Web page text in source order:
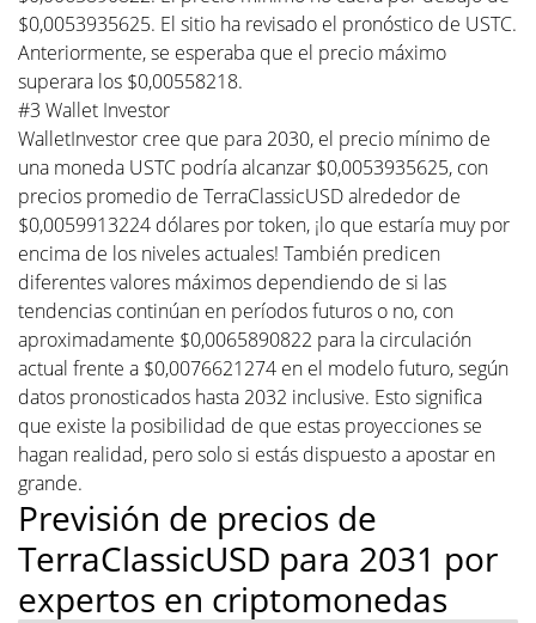
$0,0053935625. El sitio ha revisado el pronóstico de USTC.
Anteriormente, se esperaba que el precio máximo
superara los $0,00558218.
#3 Wallet Investor
WalletInvestor cree que para 2030, el precio mínimo de
una moneda USTC podría alcanzar $0,0053935625, con
precios promedio de TerraClassicUSD alrededor de
$0,0059913224 dólares por token, ¡lo que estaría muy por
encima de los niveles actuales! También predicen
diferentes valores máximos dependiendo de si las
tendencias continúan en períodos futuros o no, con
aproximadamente $0,0065890822 para la circulación
actual frente a $0,0076621274 en el modelo futuro, según
datos pronosticados hasta 2032 inclusive. Esto significa
que existe la posibilidad de que estas proyecciones se
hagan realidad, pero solo si estás dispuesto a apostar en
grande.
Previsión de precios de
TerraClassicUSD para 2031 por
expertos en criptomonedas